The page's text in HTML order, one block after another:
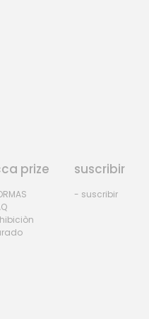
prize suscribir
- suscribir